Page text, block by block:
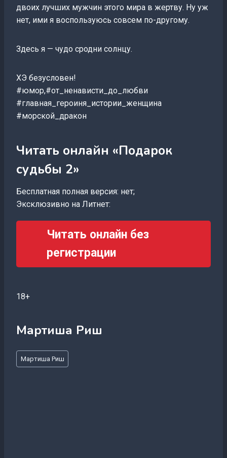
двоих лучших мужчин этого мира в жертву. Ну уж
нет, ими я воспользуюсь совсем по-другому.
Здесь я — чудо сродни солнцу.
ХЭ безусловен!
#юмор,#от_ненависти_до_любви
#главная_героиня_истории_женщина
#морской_дракон
Читать онлайн «Подарок
судьбы 2»
Бесплатная полная версия: нет;
Эксклюзивно на Литнет:
Читать онлайн без
регистрации
18+
Мартиша Риш
Метки
записи:
Мартиша Риш